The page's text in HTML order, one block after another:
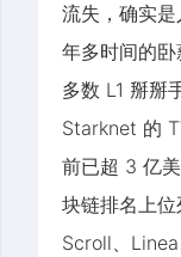
流失，确实
年多时间的
多数 L1 掰掰
Starknet 的
前已超 3 亿
块链排名上位
Scroll、